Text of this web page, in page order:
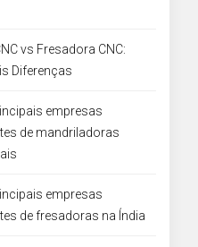
vs Fresadora CNC:
Diferenças
empresas
de mandriladoras
empresas
de fresadoras na Índia